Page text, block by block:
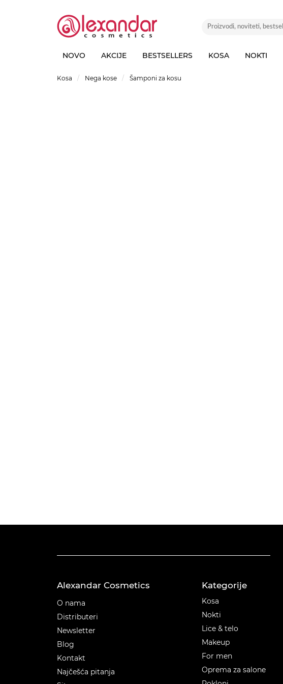
NOVO AKCIJE BESTSELLERS KOSA NOKTI
Kosa Nega kose Šamponi za kosu
Alexandar Cosmetics
O nama
Distributeri
Newsletter
Blog
Kontakt
Najčešća pitanja
Kategorije
Kosa
Nokti
Lice & telo
Makeup
For men
Oprema za salone